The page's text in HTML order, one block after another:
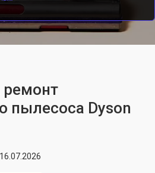
ремонт
пылесоса Dyson